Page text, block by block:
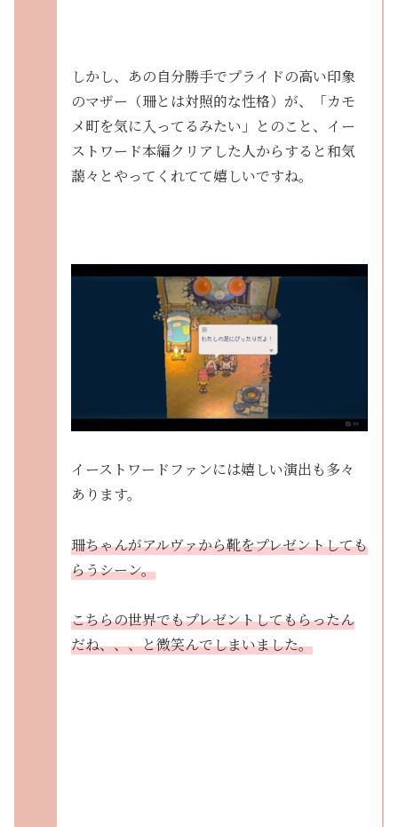
しかし、あの自分勝手でプライドの高い印象
のマザー（珊とは対照的な性格）が、「カモ
メ町を気に入ってるみたい」とのこと、イー
ストワード本編クリアした人からすると和気
藹々とやってくれてて嬉しいですね。
イーストワードファンには嬉しい演出も多々
あります。
珊ちゃんがアルヴァから靴をプレゼントしても
らうシーン。
こちらの世界でもプレゼントしてもらったん
だね、、、と微笑んでしまいました。